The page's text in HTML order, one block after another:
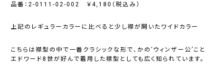
品番：2-0111-02-002 ￥4,180（税込み）
上記のレギュラーカラーに比べると少し襟が開いたワイドカラー
こちらは襟型の中で一番クラシックな形で、かの’ウィンザー公’こと
エドワード8世が好んで着用した襟型としても広く知られています。